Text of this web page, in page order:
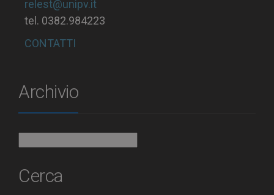
relest@unipv.it
tel. 0382.984223
CONTATTI
Archivio
Cerca